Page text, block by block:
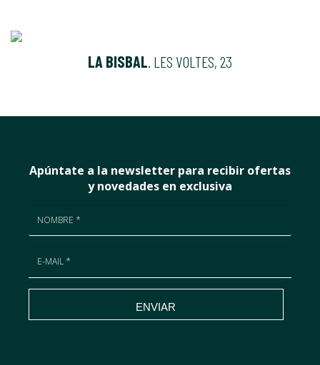
LA BISBAL . LES VOLTES, 23
Apúntate a la newsletter para recibir ofertas
y novedades en exclusiva
ENVIAR